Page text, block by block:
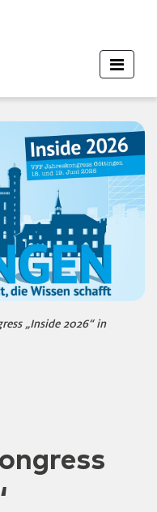
„Inside 2026“ in